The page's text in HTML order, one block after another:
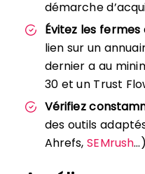
démarche
Évitez les fermes
lien sur un
dernier a au
30 et un Trust
Vérifiez
des outils
Ahrefs,SEMrush